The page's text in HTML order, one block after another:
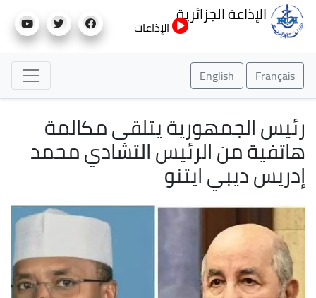
إلى
الإذاعة الجزائرية
الإذاعات
Français
English
رئيس الجمهورية يتلقى مكالمة
هاتفية من الرئيس التشادي محمد
إدريس ديبي ايتنو